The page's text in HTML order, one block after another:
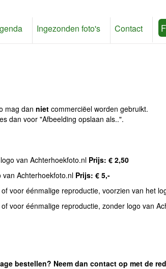
Ingezonden foto's Contact
mag dan niet commerciëel worden gebruikt.
dan voor "Afbeelding opslaan als..".
van Achterhoekfoto.nl Prijs: € 2,50
Achterhoekfoto.nl Prijs: € 5,-
voor éénmalige reproductie, voorzien van het
voor éénmalige reproductie, zonder logo van
bestellen? Neem dan contact op met de